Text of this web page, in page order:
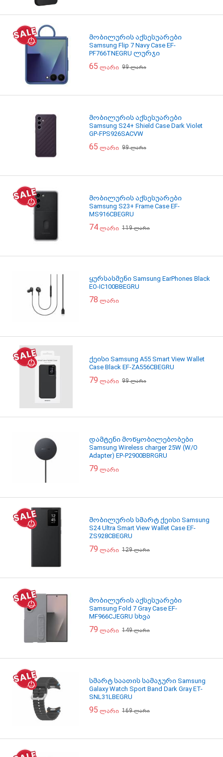
მობილურის აქსესუარები
Samsung Flip 7 Navy Case EF-
PF766TNEGRU ლურჯი
65 ლარი 99ლარი
მობილურის აქსესუარები
Samsung S24+ Shield Case Dark Violet
GP-FPS926SACVW
65 ლარი 99ლარი
მობილურის აქსესუარები
Samsung S23+ Frame Case EF-
MS916CBEGRU
74 ლარი 119ლარი
ყურსასმენი Samsung EarPhones Black
EO-IC100BBEGRU
78 ლარი
ქეისი Samsung A55 Smart View Wallet
Case Black EF-ZA556CBEGRU
79 ლარი 99ლარი
დამტენი მოწყობილებობები
Samsung Wireless charger 25W (W/O
Adapter) EP-P2900BBRGRU
79 ლარი
მობილურის სმარტ ქეისი Samsung
S24 Ultra Smart View Wallet Case EF-
ZS928CBEGRU
79 ლარი 129ლარი
მობილურის აქსესუარები
Samsung Fold 7 Gray Case EF-
MF966CJEGRU სხვა
79 ლარი 149ლარი
სმარტ საათის სამაჯური Samsung
Galaxy Watch Sport Band Dark Gray ET-
SNL31LBEGRU
95 ლარი 169ლარი